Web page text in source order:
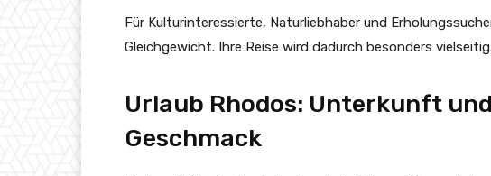
Für Kulturinteressierte, Naturliebhaber und
Gleichgewicht. Ihre Reise wird dadurch besonders vielseitig.
Urlaub Rhodos: Unterkunft
Geschmack